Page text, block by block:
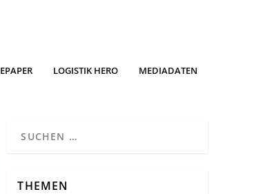
EPAPER LOGISTIK HERO MEDIADATEN
THEMEN